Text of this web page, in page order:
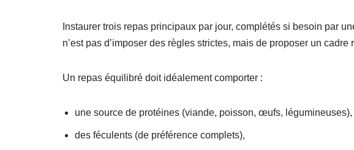
Instaurer trois repas principaux par jour, complétés si besoin par
n’est pas d’imposer des règles strictes, mais de proposer un cadre
Un repas équilibré doit idéalement comporter :
une source de protéines (viande, poisson, œufs, légumineuses),
des féculents (de préférence complets),